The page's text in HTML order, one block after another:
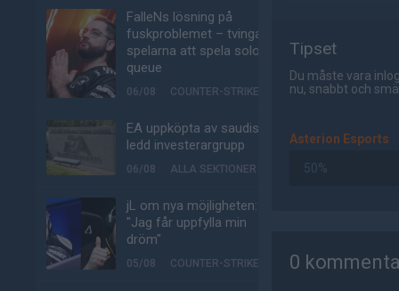
FalleNs lösning på
fuskproblemet – tvinga
spelarna att spela solo-
queue
06/08 COUNTER-STRIKE
EA uppköpta av saudisk-
ledd investerargrupp
06/08 ALLA SEKTIONER
jL om nya möjligheten:
"Jag får uppfylla min
dröm"
05/08 COUNTER-STRIKE
Tipset
Du måste vara
nu, snabbt och
Asterion Esports
50%
0